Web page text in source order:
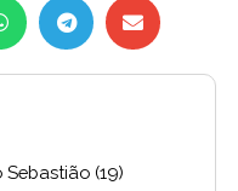
Sebastião (19)